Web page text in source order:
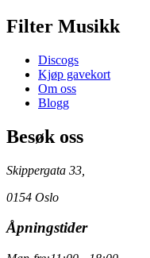
Filter Musikk
Discogs
Kjøp gavekort
Om oss
Blogg
Besøk oss
Skippergata 33,
0154 Oslo
Åpningstider